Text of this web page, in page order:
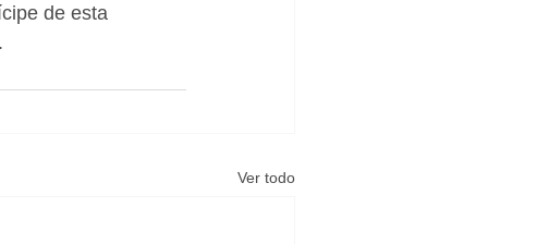
de esta
Ver todo